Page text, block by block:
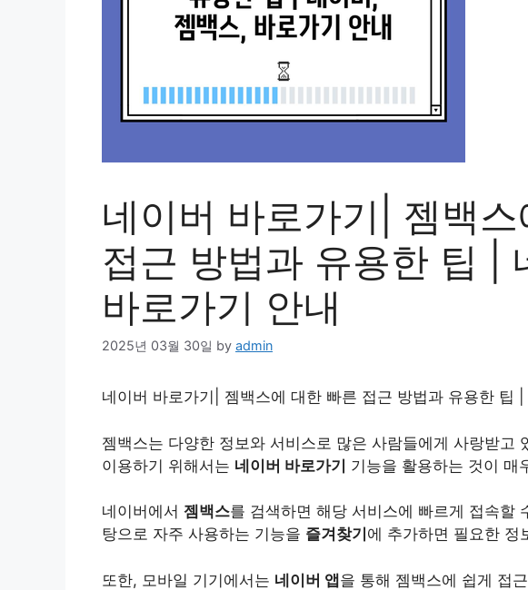
네이버 바로가기| 젬백
접근 방법과 유용한 팁 |
바로가기 안내
2025년 03월 30일 by admin
네이버 바로가기| 젬백스에 대한 빠른 접근 방법과 유용한 팁
젬백스는 다양한 정보와 서비스 로 많은 사람들에게 사랑받고
이용하기 위해서는 네이버 바로가기 기능을 활용하는 것이 매
네이버에서 젬백스를 검색하면 해당 서비스에 빠르게 접속할
탕으로 자주 사용하는 기능을 즐겨찾기 에 추가하면 필요한 정
또한, 모바일 기기에서는 네이버 앱을 통해 젬백스에 쉽게 접